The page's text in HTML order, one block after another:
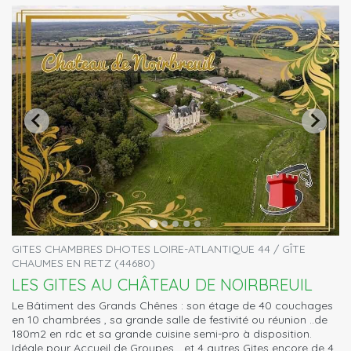
GITES CHAMBRES DHOTES LOIRE-ATLANTIQUE 44 / GÎTE
CHAUMES EN RETZ (44680)
LES GITES AU CHÂTEAU DE NOIRBREUIL
Le Bâtiment des Grands Chênes : son étage de 40 couchages
en 10 chambrées , sa grande salle de festivité ou réunion ..de
180m2 en rdc et sa grande cuisine semi-pro à disposition.
Idéale pour Accueil de Groupes... et 4 autres Gites encore de 4 ,